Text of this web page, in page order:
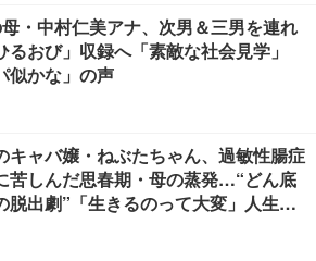
・中村仁美アナ、次男＆三男を連れ
るおび」収録へ「素敵な社会見学」
似かな」の声
キャバ嬢・ねぶたちゃん、過敏性腸症
苦しんだ思春期・母の蒸発…“どん底
脱出劇”「生きるのって大変」人生変